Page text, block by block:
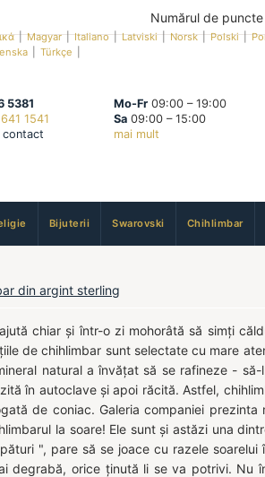
Numărul de puncte
|Magyar|Italiano|Latviski|Norsk|Polski|
Türkçe
5381
1541
contact
Mo-Fr09:00 – 19:00
Sa09:00 – 15:00
mai mult
Bijuterii Swarovski Chihlimbar
din argint sterling
chiar și într-o zi mohorâtă să simți
de chihlimbar sunt selectate cu mare
natural a învățat să se rafineze -
în autoclave și apoi răcită. Astfel,
de coniac. Galeria companiei
la soare! Ele sunt și astăzi una
", pare să se joace cu razele
degrabă, orice ținută li se va potrivi. Nu